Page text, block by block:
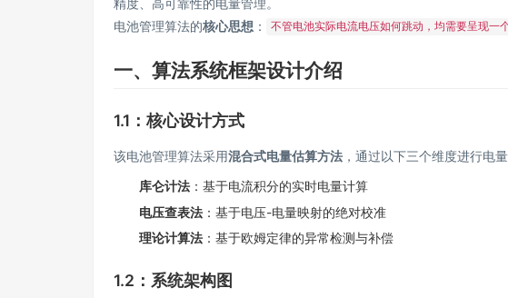
电池管理算法的核心思想 ： 不管电池实际电流电压如何跳动，均需要呈现一
一、算法系统框架设计介绍
1.1：核心设计方式
该电池管理算法采用混合式电量估算方法 ，通过以下三个维度进行电
库仑计法 ：基于电流积分的实时电量计算
电压查表法 ：基于电压-电量映射的绝对校准
理论计算法 ：基于欧姆定律的异常检测与补偿
1.2：系统架构图